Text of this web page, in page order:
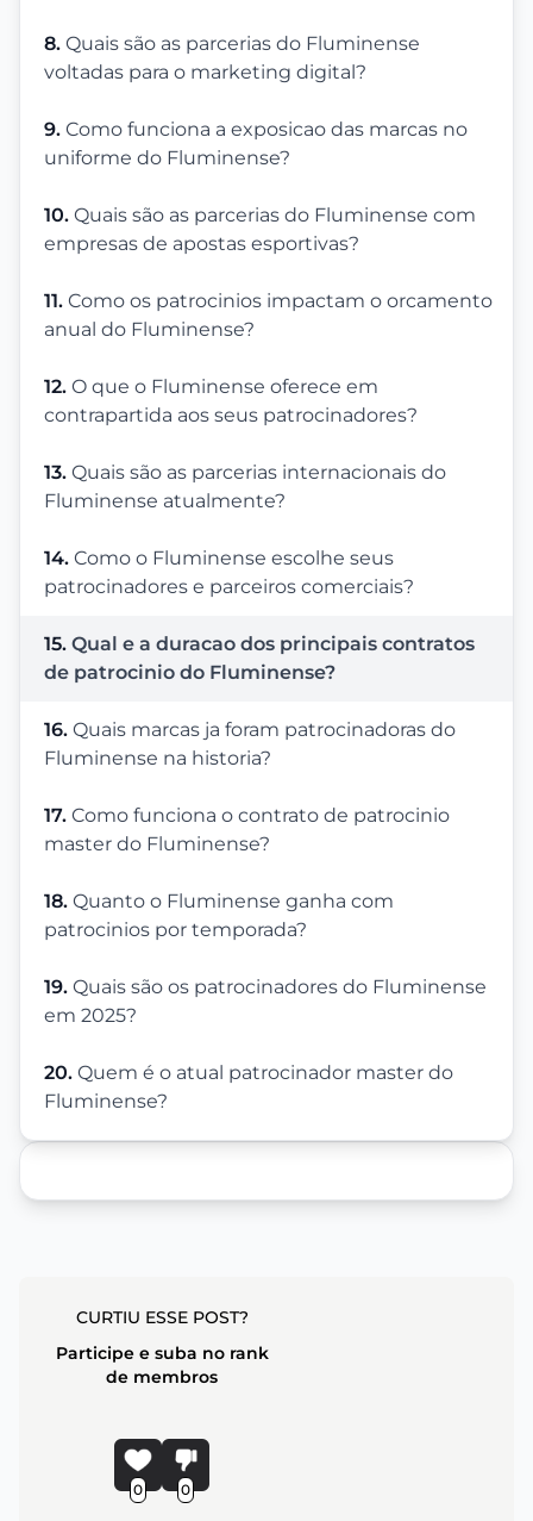
8. Quais são as parcerias do Fluminense
voltadas para o marketing digital?
9. Como funciona a exposicao das marcas no
uniforme do Fluminense?
10. Quais são as parcerias do Fluminense com
empresas de apostas esportivas?
11. Como os patrocinios impactam o orcamento
anual do Fluminense?
12. O que o Fluminense oferece em
contrapartida aos seus patrocinadores?
13. Quais são as parcerias internacionais do
Fluminense atualmente?
14. Como o Fluminense escolhe seus
patrocinadores e parceiros comerciais?
15. Qual e a duracao dos principais contratos
de patrocinio do Fluminense?
16. Quais marcas ja foram patrocinadoras do
Fluminense na historia?
17. Como funciona o contrato de patrocinio
master do Fluminense?
18. Quanto o Fluminense ganha com
patrocinios por temporada?
19. Quais são os patrocinadores do Fluminense
em 2025?
20. Quem é o atual patrocinador master do
Fluminense?
CURTIU ESSE POST?
Participe e suba no rank
de membros
0 0